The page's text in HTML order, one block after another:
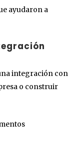
ayudaron a
integración con
o construir